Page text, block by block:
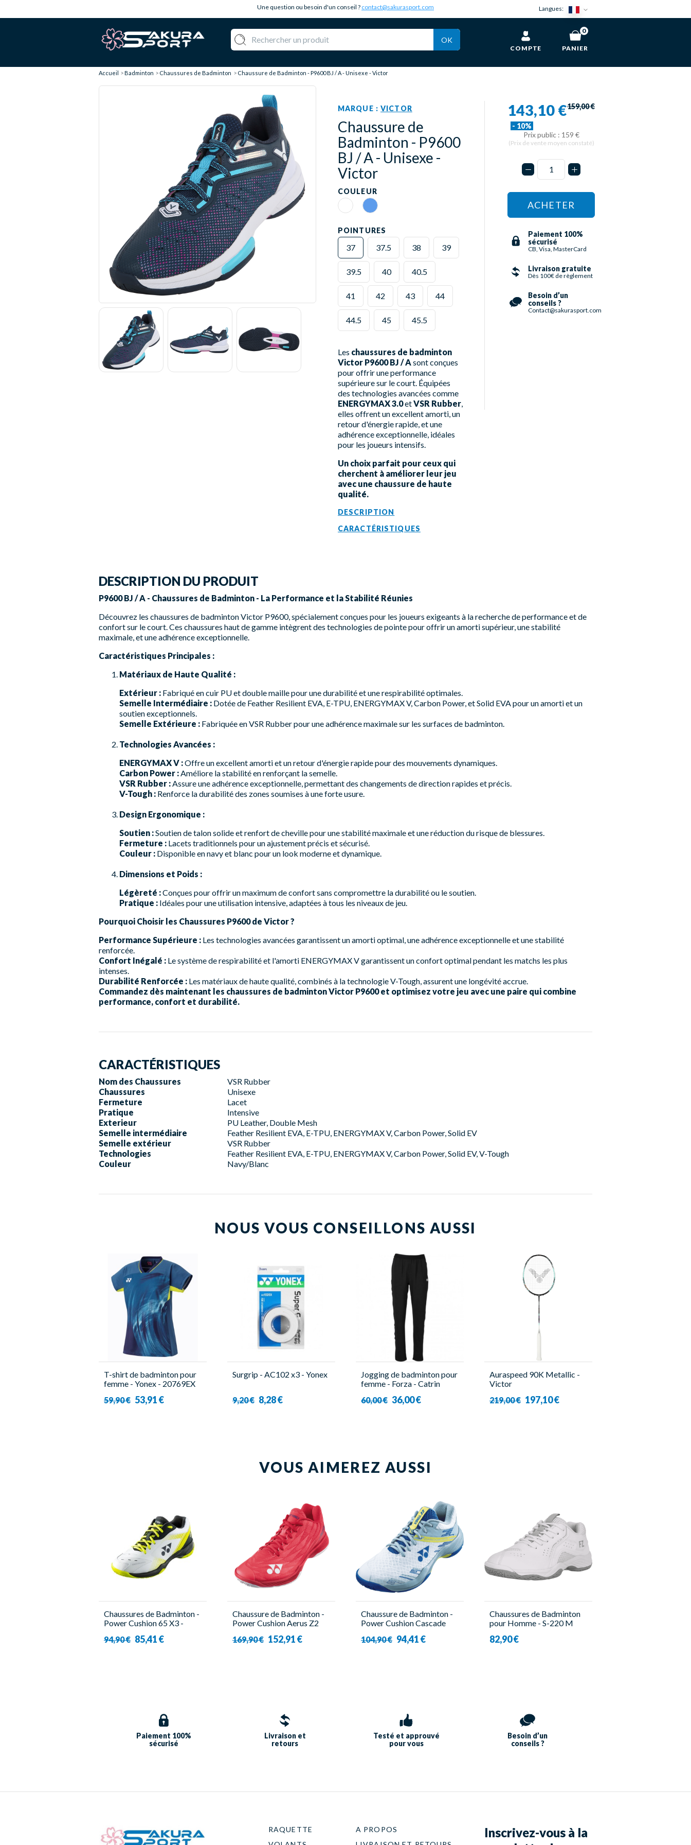
Une question ou besoin d'un conseil ? contact@sakurasport.com Langues:
OK
COMPTE PANIER
0
Accueil Badminton Chaussures de Badminton Chaussure de Badminton - P9600 BJ / A - Unisexe - Victor
MARQUE :VICTOR
Chaussure de
Badminton - P9600
BJ / A - Unisexe -
Victor
COULEUR
Blanc Bleu
POINTURES
37 37.5 38 39
39.5 40 40.5
41 42 43 44
44.5 45 45.5
Les chaussures de badminton
Victor P9600 BJ / Asont conçues
pour offrir une performance
supérieure sur le court. Équipées
des technologies avancées comme
ENERGYMAX 3.0etVSR Rubber,
elles offrent un excellent amorti, un
retour d'énergie rapide, et une
adhérence exceptionnelle, idéales
pour les joueurs intensifs.
Un choix parfait pour ceux qui
cherchent à améliorer leur jeu
avec une chaussure de haute
qualité.
DESCRIPTION
CARACTÉRISTIQUES
143,10 €
- 10%
159,00 €
Prix public : 159 €
(Prix de vente moyen constaté)
ACHETER
Paiement 100%
sécurisé
CB, Visa, MasterCard
Livraison gratuite
Dès 100€ de règlement
Besoin d’un
conseils ?
Contact@sakurasport.com
DESCRIPTION DU PRODUIT
P9600 BJ / A - Chaussures de Badminton - La Performance et la Stabilité Réunies
Découvrez les chaussures de badminton Victor P9600, spécialement conçues pour les joueurs exigeants à la recherche de performance et de
confort sur le court. Ces chaussures haut de gamme intègrent des technologies de pointe pour offrir un amorti supérieur, une stabilité
maximale, et une adhérence exceptionnelle.
Caractéristiques Principales :
Matériaux de Haute Qualité :
Extérieur : Fabriqué en cuir PU et double maille pour une durabilité et une respirabilité optimales.
Semelle Intermédiaire : Dotée de Feather Resilient EVA, E-TPU, ENERGYMAX V, Carbon Power, et Solid EVA pour un amorti et un
soutien exceptionnels.
Semelle Extérieure : Fabriquée en VSR Rubber pour une adhérence maximale sur les surfaces de badminton.
Technologies Avancées :
ENERGYMAX V :Offre un excellent amorti et un retour d'énergie rapide pour des mouvements dynamiques.
Carbon Power :Améliore la stabilité en renforçant la semelle.
VSR Rubber :Assure une adhérence exceptionnelle, permettant des changements de direction rapides et précis.
V-Tough : Renforce la durabilité des zones soumises à une forte usure.
Design Ergonomique :
Soutien :Soutien de talon solide et renfort de cheville pour une stabilité maximale et une réduction du risque de blessures.
Fermeture : Lacets traditionnels pour un ajustement précis et sécurisé.
Couleur : Disponible en navy et blanc pour un look moderne et dynamique.
Dimensions et Poids :
Légèreté :Conçues pour offrir un maximum de confort sans compromettre la durabilité ou le soutien.
Pratique : Idéales pour une utilisation intensive, adaptées à tous les niveaux de jeu.
Pourquoi Choisir les Chaussures P9600 de Victor ?
Performance Supérieure : Les technologies avancées garantissent un amorti optimal, une adhérence exceptionnelle et une stabilité
renforcée.
Confort Inégalé : Le système de respirabilité et l'amorti ENERGYMAX V garantissent un confort optimal pendant les matchs les plus
intenses.
Durabilité Renforcée : Les matériaux de haute qualité, combinés à la technologie V-Tough, assurent une longévité accrue.
Commandez dès maintenant les chaussures de badminton Victor P9600 et optimisez votre jeu avec une paire qui combine
performance, confort et durabilité.
CARACTÉRISTIQUES
Nom des Chaussures
VSR Rubber
Chaussures
Unisexe
Fermeture
Lacet
Pratique
Intensive
Exterieur
PU Leather, Double Mesh
Semelle intermédiaire
Feather Resilient EVA, E-TPU, ENERGYMAX V, Carbon Power, Solid EV
Semelle extérieur
VSR Rubber
Technologies
Feather Resilient EVA, E-TPU, ENERGYMAX V, Carbon Power, Solid EV, V-Tough
Couleur
Navy/Blanc
NOUS VOUS CONSEILLONS AUSSI
T-shirt de badminton pour
femme - Yonex - 20769EX
59,90 € 53,91 €
Surgrip - AC102 x3 - Yonex
9,20 € 8,28 €
Jogging de badminton pour
femme - Forza - Catrin
60,00 € 36,00 €
Auraspeed 90K Metallic -
Victor
219,00 € 197,10 €
VOUS AIMEREZ AUSSI
Chaussures de Badminton -
Power Cushion 65 X3 -
94,90 € 85,41 €
Chaussure de Badminton -
Power Cushion Aerus Z2
Yonex
169,90 € 152,91 €
Chaussure de Badminton -
Power Cushion Cascade
Yonex
104,90 € 94,41 €
Chaussures de Badminton
pour Homme - S-220 M
82,90 €
Paiement 100%
sécurisé
Livraison et
retours
Testé et approuvé
pour vous
Besoin d’un
conseils ?
RAQUETTE
A PROPOS
Inscrivez-vous à la